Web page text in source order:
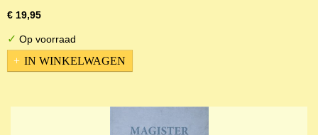
€ 19,95
✓ Op voorraad
IN WINKELWAGEN